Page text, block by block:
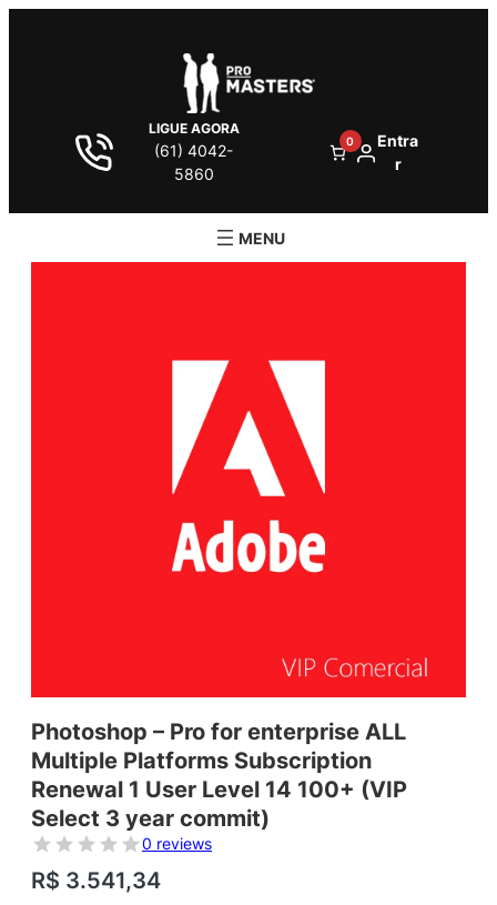
LIGUE AGORA
(61) 4042-
5860
0
Entra
r
Photoshop – Pro for enterprise ALL
Multiple Platforms Subscription
Renewal 1 User Level 14 100+ (VIP
Select 3 year commit)
0 reviews
R$ 3.541,34